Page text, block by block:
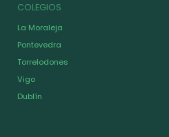
COLEGIOS
La Moraleja
Pontevedra
Torrelodones
Vigo
Dublín